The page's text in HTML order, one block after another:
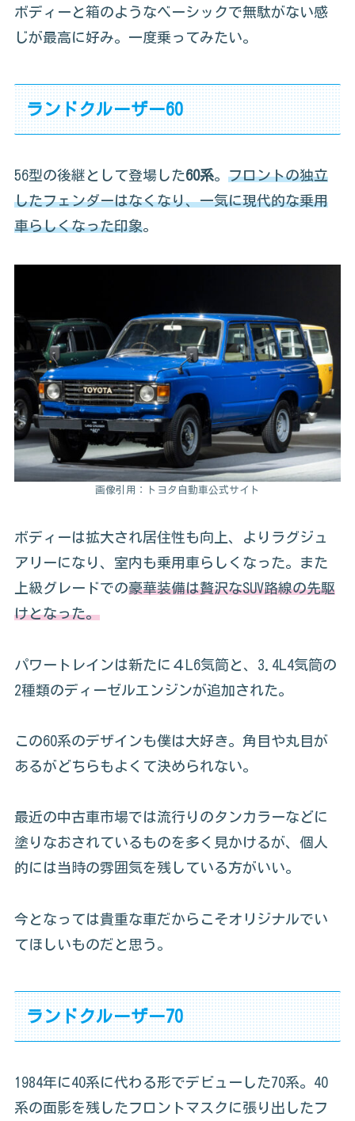
ボディーと箱のようなベーシックで無駄がない感
じが最高に好み。一度乗ってみたい。
ランドクルーザー60
56型の後継として登場した60系。 フロントの独立
したフェンダーはなくなり、一気に現代的な乗用
車らしくなった印象。
画像引用：トヨタ自動車公式サイト
ボディーは拡大され居住性も向上、よりラグジュ
アリーになり、室内も乗用車らしくなった。また
上級グレードでの豪華装備は贅沢なSUV路線の先駆
けとなった。
パワートレインは新たに４L6気筒と、3.4L4気筒の
2種類のディーゼルエンジンが追加された。
この60系のデザインも僕は大好き。角目や丸目が
あるがどちらもよくて決められない。
最近の中古車市場では流行りのタンカラーなどに
塗りなおされているものを多く見かけるが、個人
的には当時の雰囲気を残している方がいい。
今となっては貴重な車だからこそオリジナルでい
てほしいものだと思う。
ランドクルーザー70
1984年に40系に代わる形でデビューした70系。40
系の面影を残したフロントマスクに張り出したフ